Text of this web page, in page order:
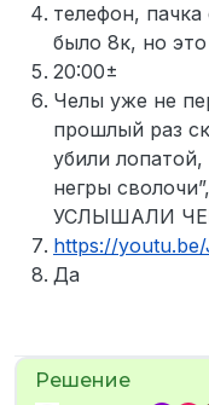
телефон,
было 8к, но
20:00±
Челы уже не
прошлый раз
убили лопатой,
негры
УСЛЫШАЛИ
https://
Да